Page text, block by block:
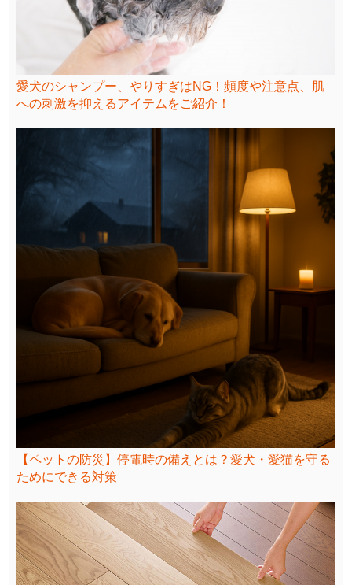
愛犬のシャンプー、やりすぎはNG！頻度や注意点、肌
への刺激を抑えるアイテムをご紹介！
【ペットの防災】停電時の備えとは？愛犬・愛猫を守る
ためにできる対策